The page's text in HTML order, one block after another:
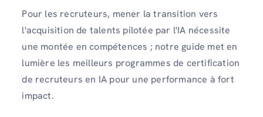
Pour les recruteurs, mener la transition vers
l'acquisition de talents pilotée par l'IA nécessite
une montée en compétences ; notre guide met en
lumière les meilleurs programmes de certification
de recruteurs en IA pour une performance à fort
impact.